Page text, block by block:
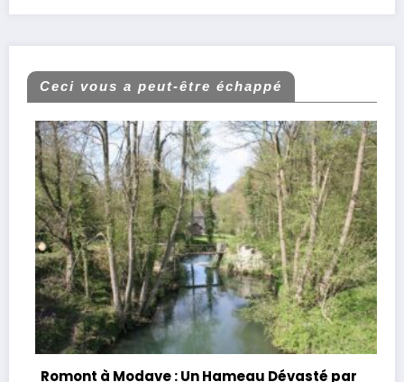
Ceci vous a peut-être échappé
Romont à Modave : Un Hameau Dévasté par